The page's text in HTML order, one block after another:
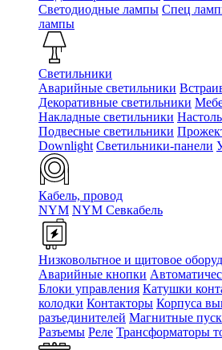
Светодиодные лампы Спец
лампы
Светильники
Аварийные светильники
Декоративные светильники
Накладные светильники
Подвесные светильники
Downlight Светильники-панели
Кабель, провод
NYM NYM Севкабель
Низковольтное и щитовое
Аварийные кнопки
Блоки управления Катушки
колодки Контакторы Корпуса
разъединителей Магнитные
Разъемы Реле Трансформаторы